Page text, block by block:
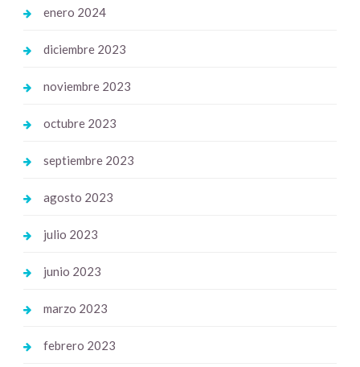
enero 2024
diciembre 2023
noviembre 2023
octubre 2023
septiembre 2023
agosto 2023
julio 2023
junio 2023
marzo 2023
febrero 2023